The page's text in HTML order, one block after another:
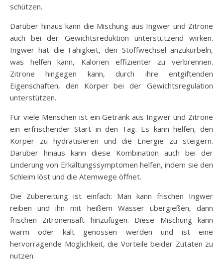
schützen.
Darüber hinaus kann die Mischung aus Ingwer und Zitrone
auch bei der Gewichtsreduktion unterstützend wirken.
Ingwer hat die Fähigkeit, den Stoffwechsel anzukurbeln,
was helfen kann, Kalorien effizienter zu verbrennen.
Zitrone hingegen kann, durch ihre entgiftenden
Eigenschaften, den Körper bei der Gewichtsregulation
unterstützen.
Für viele Menschen ist ein Getränk aus Ingwer und Zitrone
ein erfrischender Start in den Tag. Es kann helfen, den
Körper zu hydratisieren und die Energie zu steigern.
Darüber hinaus kann diese Kombination auch bei der
Linderung von Erkältungssymptomen helfen, indem sie den
Schleim löst und die Atemwege öffnet.
Die Zubereitung ist einfach: Man kann frischen Ingwer
reiben und ihn mit heißem Wasser übergießen, dann
frischen Zitronensaft hinzufügen. Diese Mischung kann
warm oder kalt genossen werden und ist eine
hervorragende Möglichkeit, die Vorteile beider Zutaten zu
nutzen.